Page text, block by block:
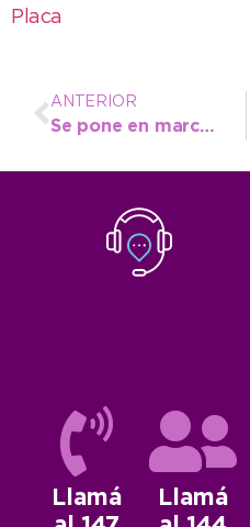
Placa
ANTERIOR
Se pone en marcha la 11º campaña de Recolección de Residuos Tecnológicos
Llamá
Llamá